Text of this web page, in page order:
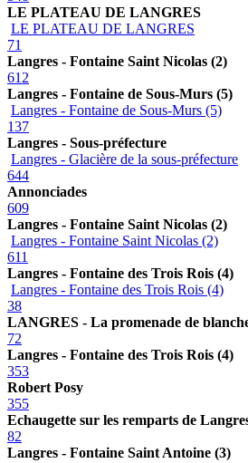
LE PLATEAU DE LANGRES
LE PLATEAU DE LANGRES
71
Langres - Fontaine Saint Nicolas (2)
612
Langres - Fontaine de Sous-Murs (5)
Langres - Fontaine de Sous-Murs (5)
137
Langres - Sous-préfecture
Langres - Glacière de la sous-préfecture
644
Annonciades
609
Langres - Fontaine Saint Nicolas (2)
Langres - Fontaine Saint Nicolas (2)
611
Langres - Fontaine des Trois Rois (4)
Langres - Fontaine des Trois Rois (4)
38
LANGRES - La promenade de
72
Langres - Fontaine des Trois Rois (4)
353
Robert Posy
355
Echaugette sur les remparts de
82
Langres - Fontaine Saint Antoine (3)